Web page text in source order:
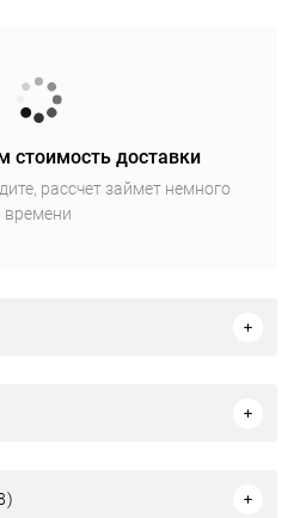
стоимость доставки
рассчет займет немного
времени